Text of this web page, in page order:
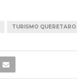
TURISMO QUERETARO